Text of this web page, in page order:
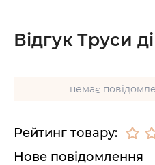
Відгук Труси
немає
Рейтинг товару:
Нове повідомлення